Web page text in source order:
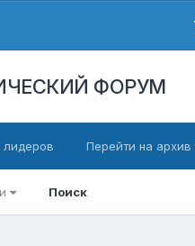
ФОРУМ
Поиск
лидеров Перейти на архив